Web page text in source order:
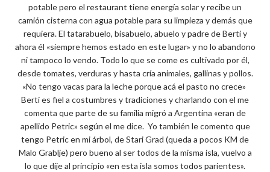
potable pero el restaurant tiene energía solar y recibe un
camión cisterna con agua potable para su limpieza y demás que
requiera. El tatarabuelo, bisabuelo, abuelo y padre de Berti y
ahora él «siempre hemos estado en este lugar» y no lo abandono
ni tampoco lo vendo. Todo lo que se come es cultivado por él,
desde tomates, verduras y hasta cría animales, gallinas y pollos.
«No tengo vacas para la leche porque acá el pasto no crece»
Berti es fiel a costumbres y tradiciones y charlando con el me
comenta que parte de su familia migró a Argentina «eran de
apellido Petric» según el me dice. Yo también le comento que
tengo Petric en mi árbol, de Stari Grad (queda a pocos KM de
Malo Grablje) pero bueno al ser todos de la misma isla, vuelvo a
lo que dije al principio «en esta isla somos todos parientes».